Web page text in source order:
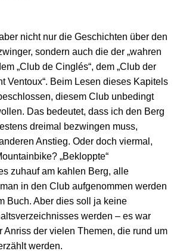
nicht nur die Geschichten über den
sondern auch die der „wahren
„Club de Cinglés“, dem „Club der
Ventoux“. Beim Lesen dieses Kapitels
diesem Club unbedingt
Das bedeutet, dass ich den Berg
dreimal bezwingen muss,
Anstieg. Oder doch viermal,
„Bekloppte“
zuhauf am kahlen Berg, alle
in den Club aufgenommen werden
Buch. Aber dies soll ja keine
werden – es war
Anriss der vielen Themen, die rund um
werden.